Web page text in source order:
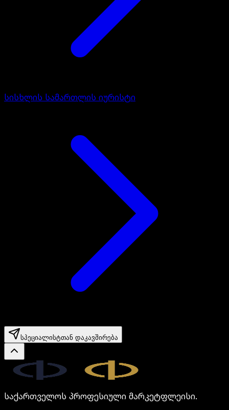
სისხლის სამართლის იურისტი
სპეციალისტთან დაკავშირება
საქართველოს პროფესიული მარკეტფლეისი.